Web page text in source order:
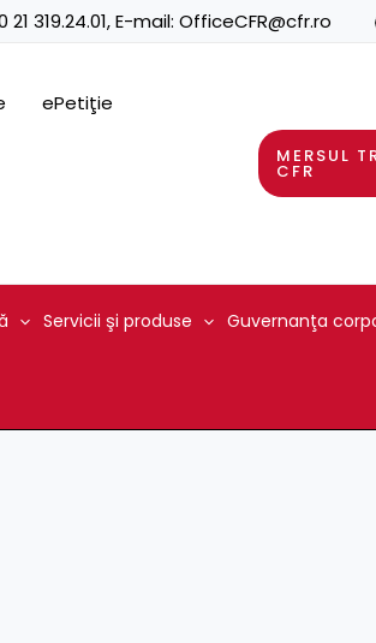
21 319.24.01, E-mail: OfficeCFR@cfr.ro
ePetiţie
MERSUL
CFR
Servicii şi produse Guvernanţa